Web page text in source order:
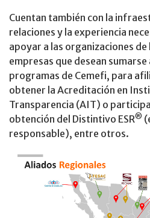
Cuentan también con la
relaciones y la experiencia
apoyar a las organizaciones de
empresas que desean sumarse
programas de Cemefi, para
obtener la Acreditación en
Transparencia (AIT) o
obtención del Distintivo ESR®
responsable), entre otros.